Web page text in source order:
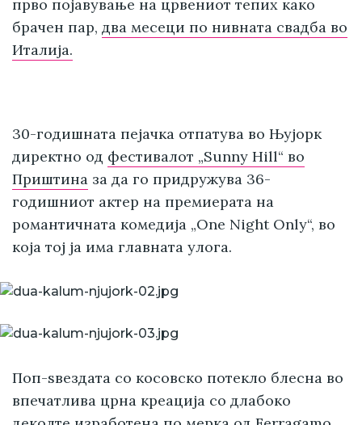
прво појавување на црвениот тепих како
брачен пар, два месеци по нивната свадба во
Италија.
30-годишната пејачка отпатува во Њујорк
директно од фестивалот „Sunny Hill“ во
Приштина за да го придружува 36-
годишниот актер на премиерата на
романтичната комедија „One Night Only“, во
која тој ја има главната улога.
Поп-ѕвездата со косовско потекло блесна во
впечатлива црна креација со длабоко